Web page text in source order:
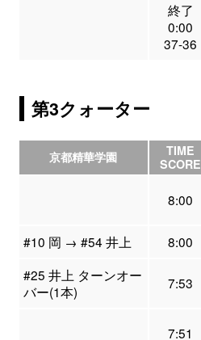
終了
0:00
37-36
第3クォーター
京都精華学園
TIME
SCORE
8:00
#10 岡 → #54 井上
8:00
#25 井上 ターンオー
バー(1本)
7:53
7:51